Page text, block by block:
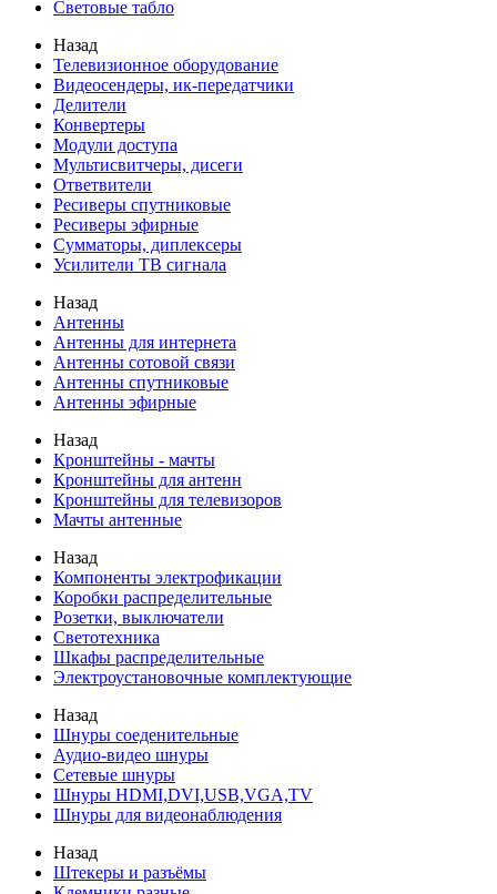
Световые табло
Назад
Телевизионное оборудование
Видеосендеры, ик-передатчики
Делители
Конвертеры
Модули доступа
Мультисвитчеры, дисеги
Ответвители
Ресиверы спутниковые
Ресиверы эфирные
Сумматоры, диплексеры
Усилители ТВ сигнала
Назад
Антенны
Антенны для интернета
Антенны сотовой связи
Антенны спутниковые
Антенны эфирные
Назад
Кронштейны - мачты
Кронштейны для антенн
Кронштейны для телевизоров
Мачты антенные
Назад
Компоненты электрофикации
Коробки распределительные
Розетки, выключатели
Светотехника
Шкафы распределительные
Электроустановочные комплектующие
Назад
Шнуры соеденительные
Аудио-видео шнуры
Сетевые шнуры
Шнуры HDMI,DVI,USB,VGA,TV
Шнуры для видеонаблюдения
Назад
Штекеры и разъёмы